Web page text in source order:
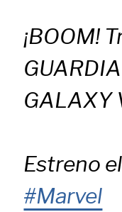
¡BOOM!
GALAXY
Estreno
#Marvel